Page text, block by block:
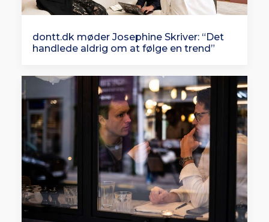
dontt.dk møder Josephine Skriver: “Det
handlede aldrig om at følge en trend”